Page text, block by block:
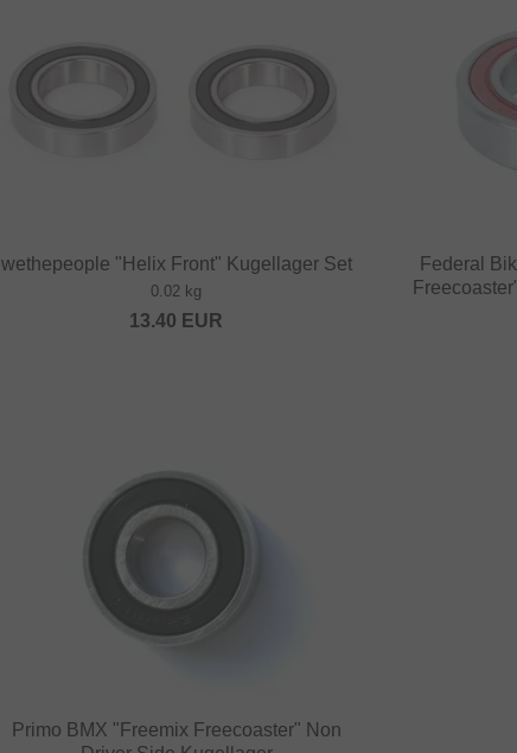
wethepeople "Helix Front" Kugellager Set
0.02 kg
13.40 EUR
Federal
Primo BMX "Freemix Freecoaster" Non